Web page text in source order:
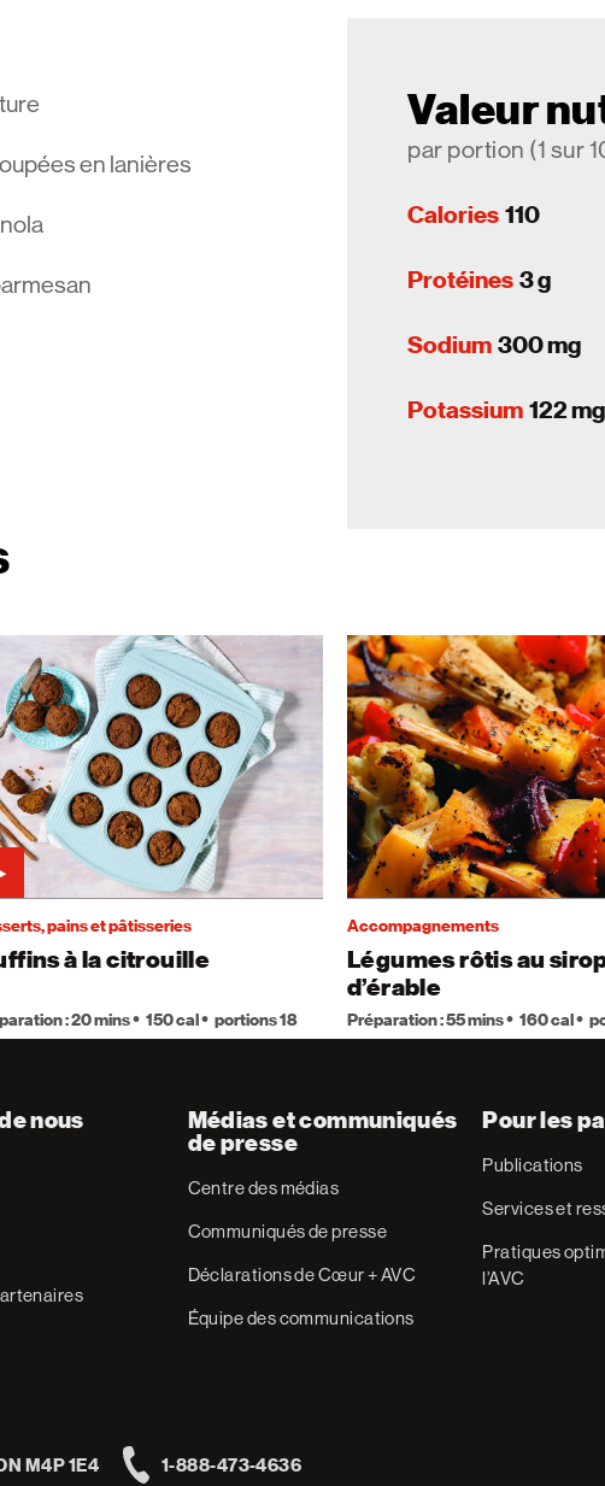
en lanières
Valeur
par portion (1 sur
Calories 110
Protéines 3 g
Sodium 300 mg
Potassium 122 mg
pains et pâtisseries
à la citrouille
: 20 mins 150 cal portions 18
Accompagnements
Légumes rôtis au
d’érable
Préparation : 55 mins 160 cal
nous Médias et communiqués
de presse
Centre des médias
Communiqués de presse
Déclarations de Cœur + AVC
Équipe des communications
Pour les
Publications
Services et
Pratiques
l’AVC
M4P 1E4 1-888-473-4636